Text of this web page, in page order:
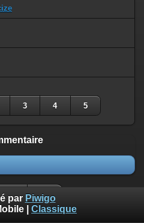
3 4 5
par Piwigo
Classique